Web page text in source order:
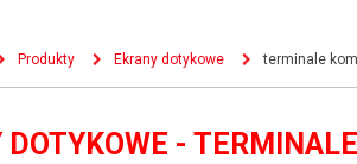
Produkty Ekrany dotykowe terminale
DOTYKOWE -